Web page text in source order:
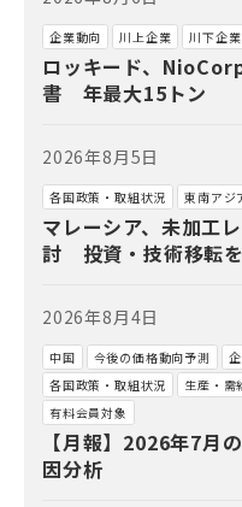
企業動向 川上企業 川下企業
ロッキード、
書 年最大15トン
2026年8月5日
各国政策・取組状況 東南アジ
マレーシア、未加工
討 投資・技術移転
2026年8月4日
中国 今後の価格動向予測
各国政策・取組状況
生産・需
有料会員対象
【月報】2026年7月
因分析